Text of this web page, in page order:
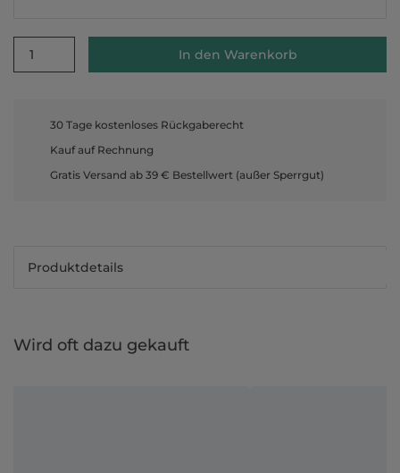
1 In den Warenkorb
30 Tage kostenloses Rückgaberecht
Kauf auf Rechnung
Gratis Versand ab 39 € Bestellwert (außer Sperrgut)
Produktdetails
Wird oft dazu gekauft